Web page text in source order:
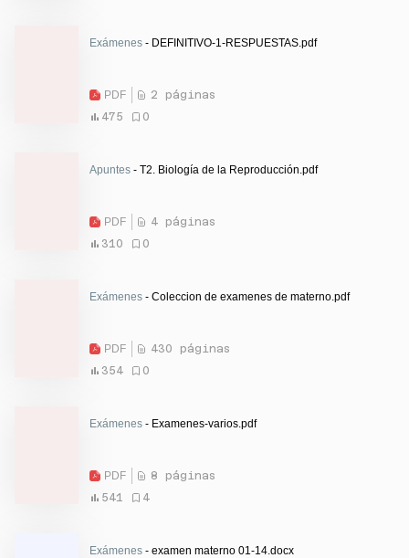
Exámenes - DEFINITIVO-1-RESPUESTAS.pdf
PDF
2 páginas
475
0
Apuntes - T2. Biología de la Reproducción.pdf
PDF
4 páginas
310
0
Exámenes - Coleccion de examenes de materno.pdf
PDF
430 páginas
354
0
Exámenes - Examenes-varios.pdf
PDF
8 páginas
541
4
Exámenes - examen materno 01-14.docx